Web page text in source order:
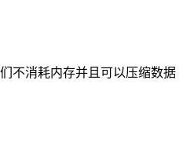
不消耗内存并且可以压缩数据